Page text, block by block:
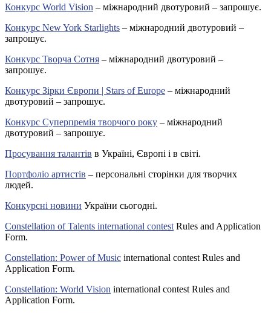
Конкурс World Vision – міжнародний двотуровий – запрошує.
Конкурс New York Starlights – міжнародний двотуровий –
запрошує.
Конкурс Творча Сотня – міжнародний двотуровий –
запрошує.
Конкурс Зірки Європи | Stars of Europe – міжнародний
двотуровий – запрошує.
Конкурс Суперпремія творчого року – міжнародний
двотуровий – запрошує.
Просування талантів в Україні, Європі і в світі.
Портфоліо артистів – персональні сторінки для творчих
людей.
Конкурсні новини України сьогодні.
Constellation of Talents international contest Rules and Application
Form.
Constellation: Power of Music international contest Rules and
Application Form.
Constellation: World Vision international contest Rules and
Application Form.